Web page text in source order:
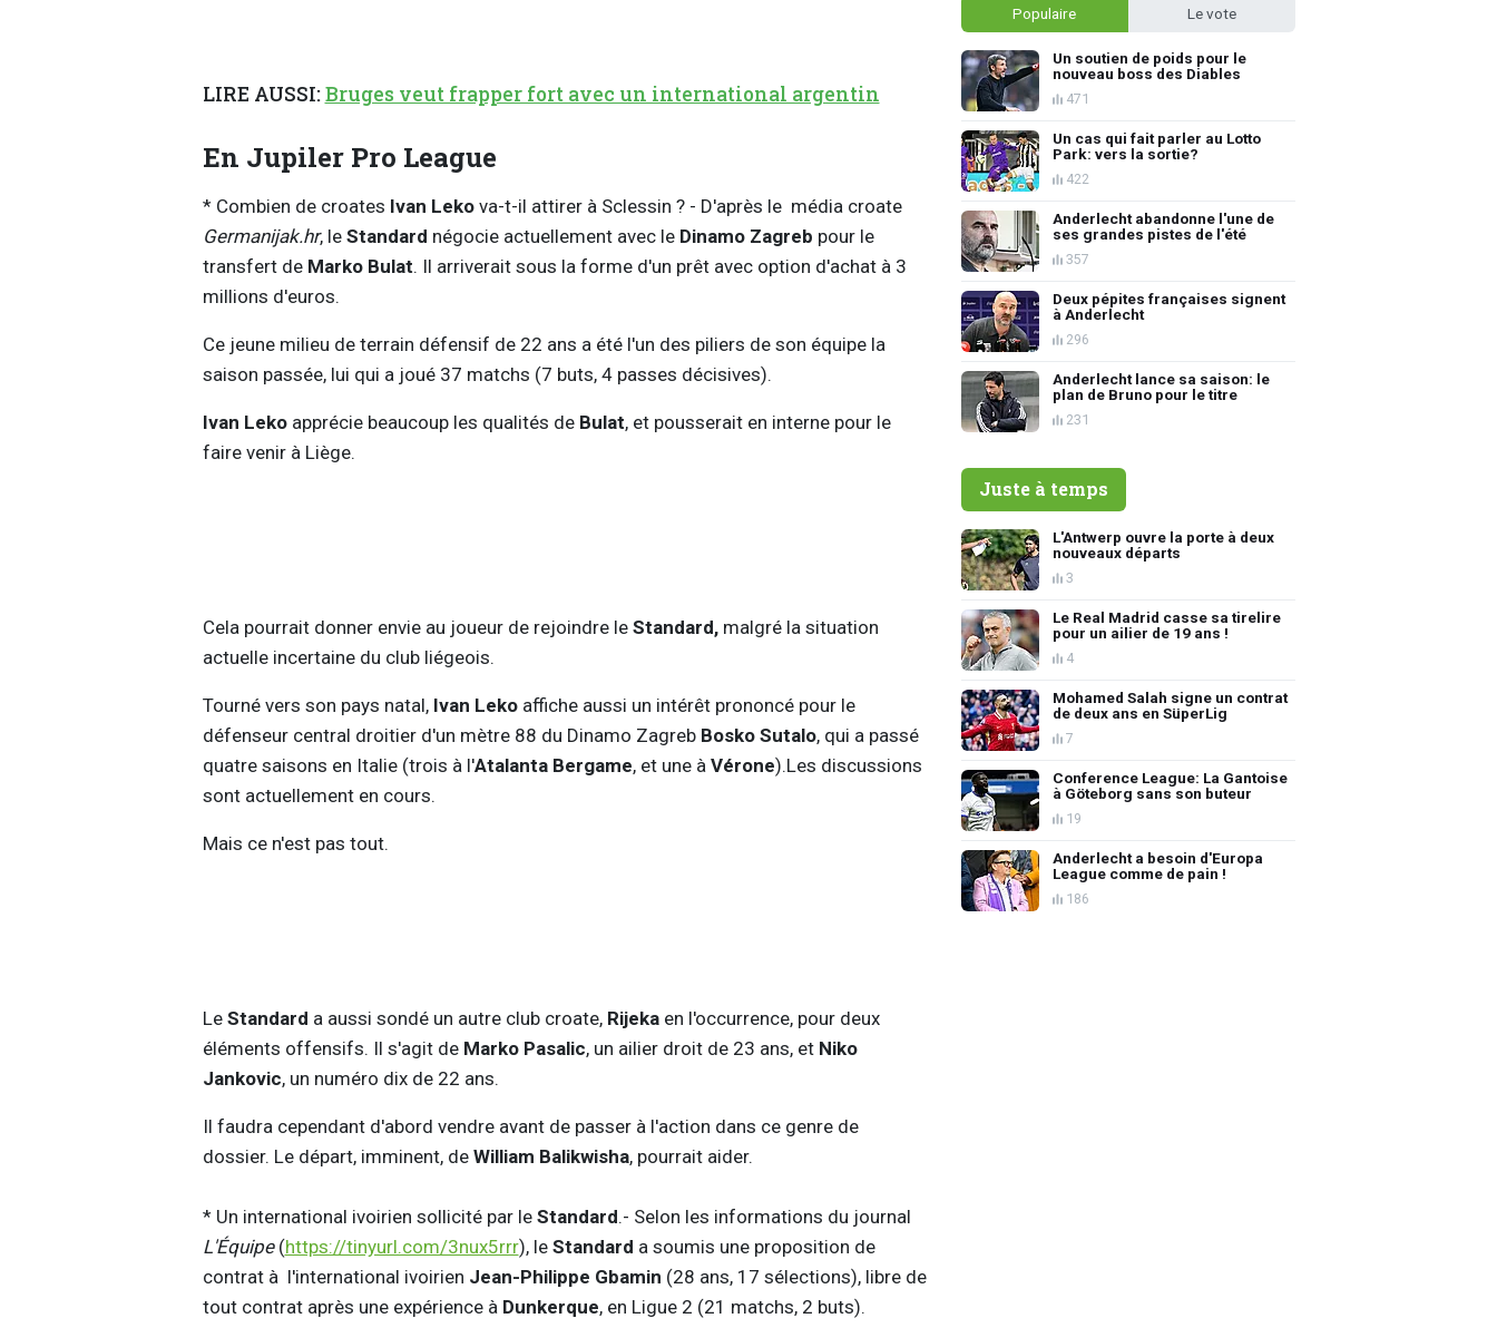
LIRE AUSSI:Bruges veut frapper fort avec un international argentin
En Jupiler Pro League
* Combien de croates Ivan Lekova-t-il attirer à Sclessin ? - D'après le média croate
Germanijak.hr, le Standard négocie actuellement avec le Dinamo Zagreb pour le
transfert de Marko Bulat. Il arriverait sous la forme d'un prêt avec option d'achat à 3
millions d'euros.
Ce jeune milieu de terrain défensif de 22 ans a été l'un des piliers de son équipe la
saison passée, lui qui a joué 37 matchs (7 buts, 4 passes décisives).
Ivan Lekoapprécie beaucoup les qualités de Bulat, et pousserait en interne pour le
faire venir à Liège.
Cela pourrait donner envie au joueur de rejoindre le Standard, malgré la situation
actuelle incertaine du club liégeois.
Tourné vers son pays natal, Ivan Leko affiche aussi un intérêt prononcé pour le
défenseur central droitier d'un mètre 88 du Dinamo Zagreb Bosko Sutalo, qui a passé
quatre saisons en Italie (trois à l'Atalanta Bergame, et une à Vérone).Les discussions
sont actuellement en cours.
Mais ce n'est pas tout.
Le Standard a aussi sondé un autre club croate,Rijeka en l'occurrence, pour deux
éléments offensifs. Il s'agit deMarko Pasalic, un ailier droit de 23 ans, etNiko
Jankovic, un numéro dix de 22 ans.
Il faudra cependant d'abord vendre avant de passer à l'action dans ce genre de
dossier. Le départ, imminent, de William Balikwisha, pourrait aider.
* Un international ivoirien sollicité par le Standard.- Selon les informations du journal
L'Équipe(https://tinyurl.com/3nux5rrr), le Standard a soumis une proposition de
contrat à l'international ivoirien Jean-Philippe Gbamin (28 ans, 17 sélections), libre de
tout contrat après une expérience à Dunkerque, en Ligue 2 (21 matchs, 2 buts).
Populaire Le vote
Un soutien de poids pour le
nouveau boss des Diables
471
Un cas qui fait parler au Lotto
Park: vers la sortie?
422
Anderlecht abandonne l'une de
ses grandes pistes de l'été
357
Deux pépites françaises signent
à Anderlecht
296
Anderlecht lance sa saison: le
plan de Bruno pour le titre
231
Juste à temps
L'Antwerp ouvre la porte à deux
nouveaux départs
3
Le Real Madrid casse sa tirelire
pour un ailier de 19 ans !
4
Mohamed Salah signe un contrat
de deux ans en SüperLig
7
Conference League: La Gantoise
à Göteborg sans son buteur
19
Anderlecht a besoin d'Europa
League comme de pain !
186